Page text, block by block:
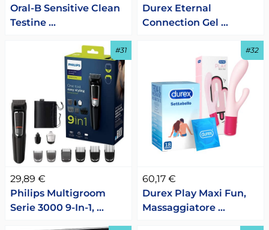
Oral-B Sensitive Clean
Testine …
Durex Eternal
Connection Gel …
#31
29,89 €
Philips Multigroom
Serie 3000 9-In-1, …
#32
60,17 €
Durex Play Maxi Fun,
Massaggiatore …